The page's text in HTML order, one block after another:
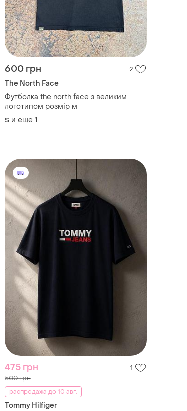
600 грн 2
The North Face
Футболка the north face з великим
логотипом розмір м
S и еще 1
475 грн 1
500 грн
распродажа до 10 авг.
Tommy Hilfiger